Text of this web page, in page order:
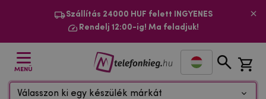
Szállítás 24000 HUF felett INGYENES
Rendelj 12:00-ig! Ma feladjuk!
MENÜ
Válasszon ki egy készülék márkát